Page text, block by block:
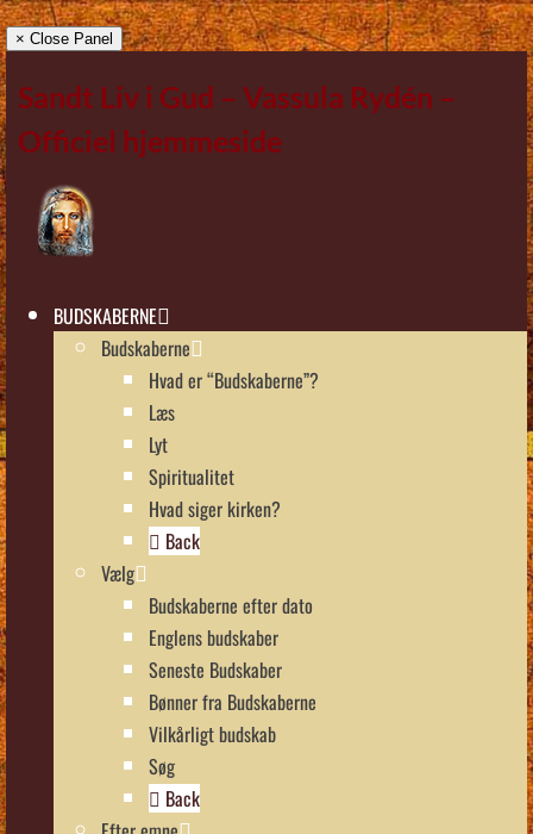
× Close Panel
Sandt Liv i Gud – Vassula Rydén –
Officiel hjemmeside
BUDSKABERNE
Budskaberne
Hvad er “Budskaberne”?
Læs
Lyt
Spiritualitet
Hvad siger kirken?
Back
Vælg
Budskaberne efter dato
Englens budskaber
Seneste Budskaber
Bønner fra Budskaberne
Vilkårligt budskab
Søg
Back